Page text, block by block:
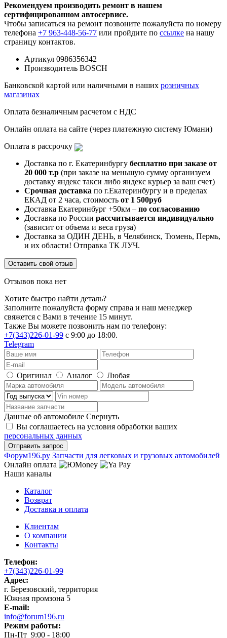
Рекомендуем производить ремонт в нашем
сертифицированном автосервисе.
Чтобы записаться на ремонт позвоните пожалуйста по номеру
телефона +7 963-448-56-77 или пройдите по ссылке на нашу
страницу контактов.
Артикул 0986356342
Производитель BOSCH
Банковской картой или наличными в наших розничных
магазинах
Оплата безналичным расчетом с НДС
Онлайн оплата на сайте (через платежную систему Юмани)
Оплата в рассрочку
Доставка по г. Екатеринбургу бесплатно при заказе от
20 000 т.р (при заказе на меньшую сумму организуем
доставку яндекс такси либо яндекс курьер за ваш счет)
Срочная доставка по г.Екатеринбургу и в пределах
ЕКАД от 2 часа, стоимость от 1 500руб
Доставка Екатеринбург +50км – по согласованию
Доставка по России рассчитывается индивидуально
(зависит от объема и веса груза)
Доставка за ОДИН ДЕНЬ, в Челябинск, Тюмень, Пермь,
и их области! Отправка ТК ЛУЧ.
Оставить свой отзыв
Отзывов пока нет
Хотите быстро найти деталь?
Заполните пожалуйста форму справа и наш менеджер
свяжется с Вами в течение 15 минут.
Также Вы можете позвонить нам по телефону:
+7(343)226-01-99 с 9:00 до 18:00.
Telegram
Оригинал Аналог Любая
Данные об автомобиле Свернуть
Вы соглашаетесь на условия обработки ваших
персональных данных
Фoрум196.ру Запчасти для легковых и грузовых автомобилей
Онлайн оплата
Наши каналы
Каталог
Возврат
Доставка и оплата
Клиентам
О компании
Контакты
Телефон:
+7(343)226-01-99
Адрес:
г. Березовский, территория
Южная промзона 5
E-mail:
info@forum196.ru
Режим работы:
Пн-Пт 9:00 - 18:00